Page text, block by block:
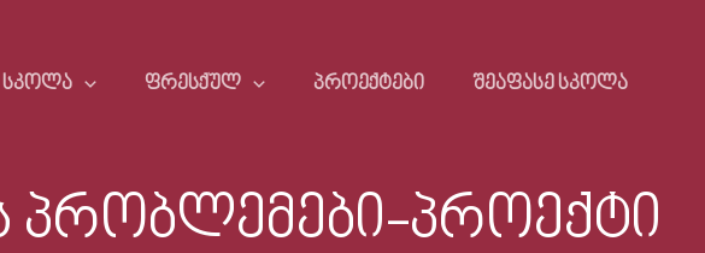
ᲡᲙᲝᲚᲐ ᲤᲠᲔᲡᲥᲣᲚ ᲞᲠᲝᲔᲥᲢᲔᲑᲘ ᲨᲔᲐᲤᲐᲡᲔ ᲡᲙᲝᲚᲐ
პრობლემები-პროექტი